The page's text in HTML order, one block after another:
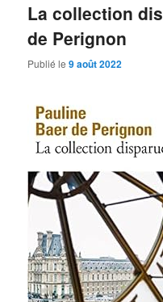
La collection
de Perignon
Publié le9 août 2022